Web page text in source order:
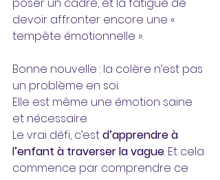
devoir affronter encore une «
tempête émotionnelle ».
Bonne nouvelle : la colère n’est pas
un problème en soi.
Elle est même une émotion saine
et nécessaire.
Le vrai défi, c’est d’apprendre à
l’enfant à traverser la vague. Et cela
commence par comprendre ce